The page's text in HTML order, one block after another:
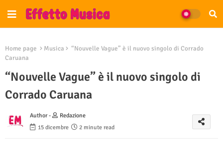
Home page Musica
“Nouvelle Vague” è il nuovo singolo di Corrado
Caruana
“Nouvelle Vague” è il nuovo singolo di
Corrado Caruana
Author -
Redazione
15 dicembre
2 minute read